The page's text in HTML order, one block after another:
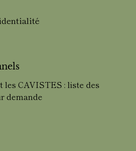
les CAVISTES : liste des
demande